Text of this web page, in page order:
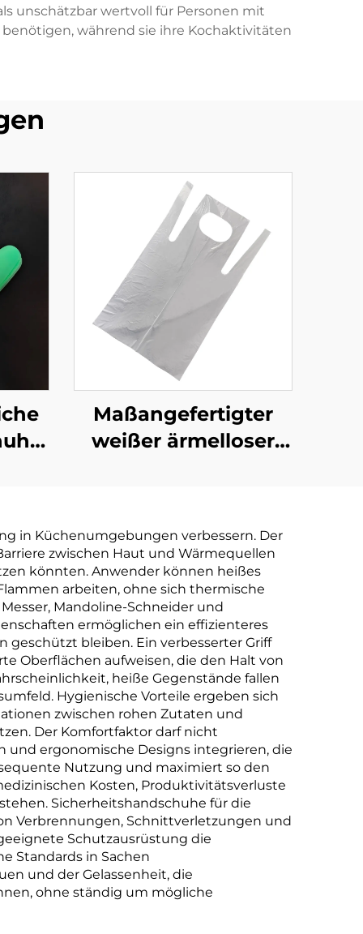
unschätzbar wertvoll für Personen mit
während sie ihre Kochaktivitäten
Maßangefertigter
weißer ärmelloser
in Küchenumgebungen verbessern. Der
zwischen Haut und Wärmequellen
könnten. Anwender können heißes
arbeiten, ohne sich thermische
Mandoline-Schneider und
ermöglichen ein effizienteres
bleiben. Ein verbesserter Griff
Oberflächen aufweisen, die den Halt von
heiße Gegenstände fallen
Hygienische Vorteile ergeben sich
zwischen rohen Zutaten und
Der Komfortfaktor darf nicht
und ergonomische Designs integrieren, die
Nutzung und maximiert so den
Kosten, Produktivitätsverluste
Sicherheitshandschuhe für die
Verbrennungen, Schnittverletzungen und
Schutzausrüstung die
Standards in Sachen
und der Gelassenheit, die
ohne ständig um mögliche